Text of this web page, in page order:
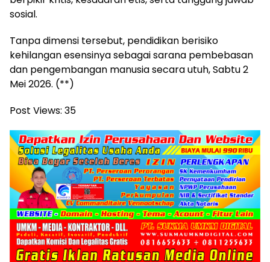
sosial.
Tanpa dimensi tersebut, pendidikan berisiko
kehilangan esensinya sebagai sarana pembebasan
dan pengembangan manusia secara utuh, Sabtu 2
Mei 2026. (**)
Post Views: 35